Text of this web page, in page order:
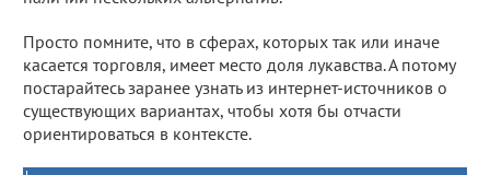
Просто помните, что в сферах, которых так или иначе
касается торговля, имеет место доля лукавства. А потому
постарайтесь заранее узнать из интернет-источников о
существующих вариантах, чтобы хотя бы отчасти
ориентироваться в контексте.